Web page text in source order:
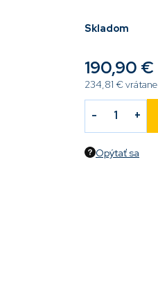
190,90 €
234,81 €
Skladom
Opýtať sa